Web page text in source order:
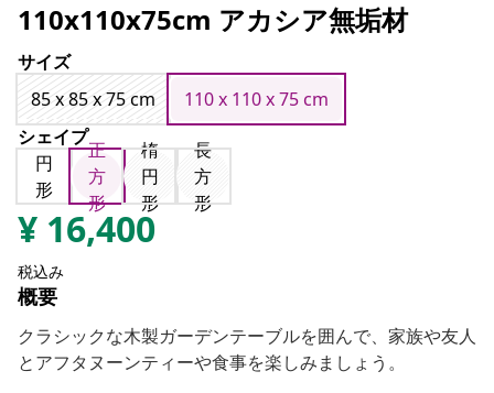
110x110x75cm アカシア無垢材
サイズ
85 x 85 x 75 cm
110 x 110 x 75 cm
シェイプ
円
形
正
方
形
楕
円
形
長
方
形
¥ 16,400
税込み
概要
クラシックな木製ガーデンテーブルを囲んで、家族や友人
とアフタヌーンティーや食事を楽しみましょう。